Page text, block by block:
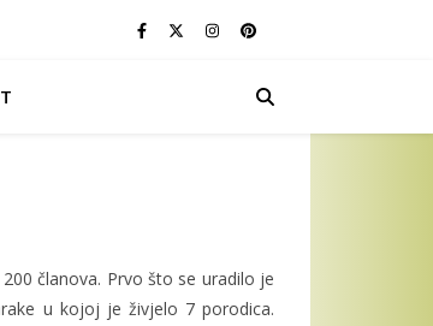
članova. Prvo što se uradilo je
u kojoj je živjelo 7 porodica.